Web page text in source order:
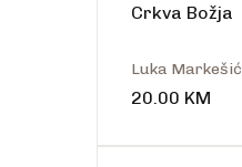
Crkva Božja
Luka Markešić
20.00 KM